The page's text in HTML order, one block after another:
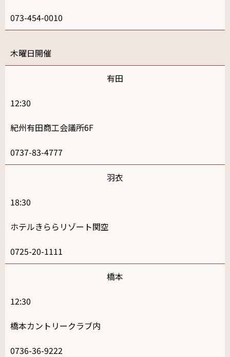
073-454-0010
木
有田
12:30
紀州有田商工会議所6F
0737-83-4777
羽衣
18:30
ホテルきららリゾート関空
0725-20-1111
橋本
12:30
橋本カントリークラブ内
0736-36-9222